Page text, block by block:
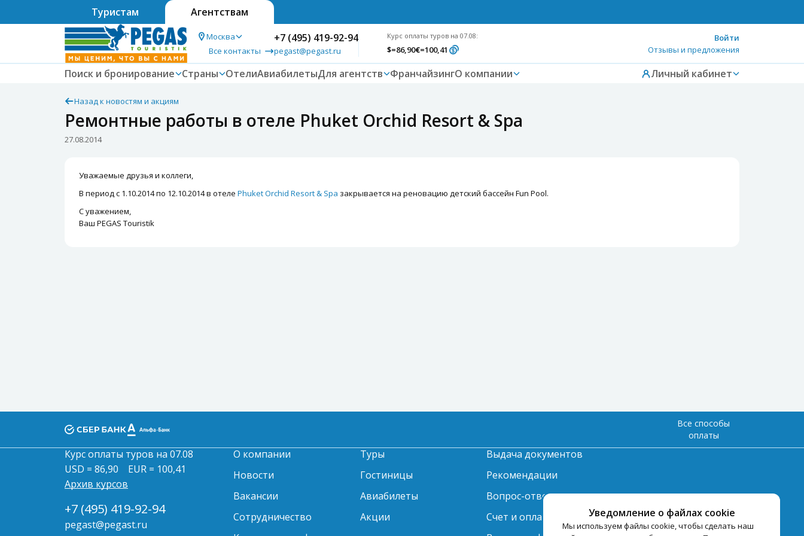
Туристам Агентствам
Москва
Все контакты
+7 (495) 419-92-94
pegast@pegast.ru
Курс оплаты туров на 07.08:
$=86,90€=100,41
Войти
Отзывы и предложения
Поиск и бронирование Страны ОтелиАвиабилетыДля агентств ФранчайзингО компании Личный кабинет
Назад к новостям и акциям
Ремонтные работы в отеле Phuket Orchid Resort & Spa
27.08.2014
Уважаемые друзья и коллеги,
В период с 1.10.2014 по 12.10.2014 в отеле Phuket Orchid Resort & Spa закрывается на реновацию детский бассейн Fun Pool.
С уважением,
Ваш PEGAS Touristik
Уведомление о файлах cookie
Мы используем файлы cookie, чтобы сделать наш
Все способы
оплаты
Курс оплаты туров на 07.08
USD = 86,90
EUR = 100,41
Архив курсов
+7 (495) 419-92-94
pegast@pegast.ru
О компании
Новости
Вакансии
Сотрудничество
Туры
Гостиницы
Авиабилеты
Акции
Выдача документов
Рекомендации
Вопрос-ответ
Счет и оплата